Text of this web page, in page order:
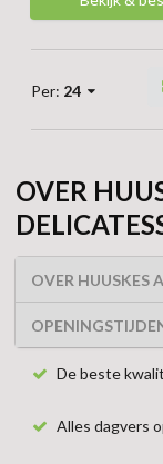
Per: 24
OVER
OVER HUUSKES
De beste
Alles dagvers